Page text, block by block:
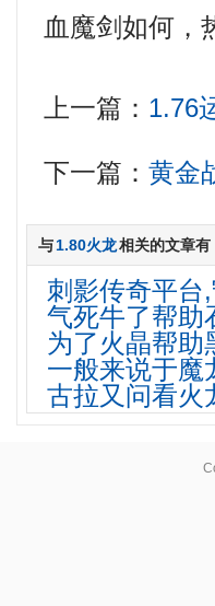
血魔剑如何，
上一篇： 1.76
下一篇：黄金
与1.80火龙相关的文章有
刺影传奇平台
气死牛了帮助
为了火晶帮助
一般来说于魔
古拉又问看火